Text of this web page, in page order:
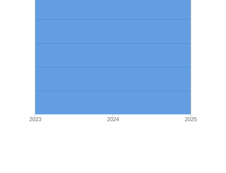
2023 2024 2025